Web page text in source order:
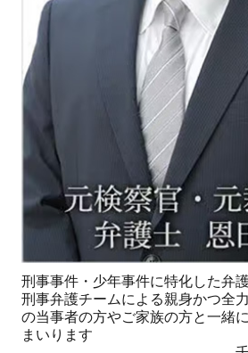
刑事事件・少年事件に特化した弁
刑事弁護チームによる親身かつ全
の当事者の方やご家族の方と一緒
まいります